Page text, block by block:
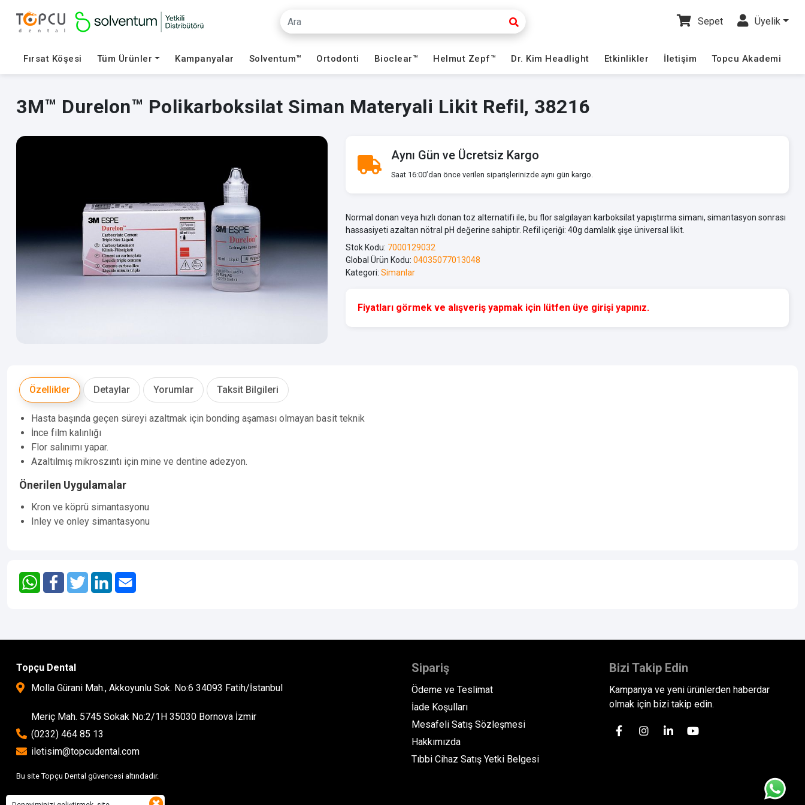
Sepet Üyelik
Fırsat Köşesi Tüm Ürünler Kampanyalar Solventum™ Ortodonti Bioclear™ Helmut Zepf™ Dr. Kim Headlight Etkinlikler İletişim Topcu Akademi
3M™ Durelon™ Polikarboksilat Siman Materyali Likit Refil, 38216
Aynı Gün ve Ücretsiz Kargo
Saat 16:00’dan önce verilen siparişlerinizde aynı gün kargo.
Normal donan veya hızlı donan toz alternatifi ile, bu flor salgılayan karboksilat yapıştırma simanı, simantasyon sonrası
hassasiyeti azaltan nötral pH değerine sahiptir. Refil içeriği: 40g damlalık şişe üniversal likit.
Stok Kodu: 7000129032
Global Ürün Kodu: 04035077013048
Kategori: Simanlar
Fiyatları görmek ve alışveriş yapmak için lütfen üye girişi yapınız.
Özellikler Detaylar Yorumlar Taksit Bilgileri
Hasta başında geçen süreyi azaltmak için bonding aşaması olmayan basit teknik
İnce film kalınlığı
Flor salınımı yapar.
Azaltılmış mikroszıntı için mine ve dentine adezyon.
Önerilen Uygulamalar
Kron ve köprü simantasyonu
Inley ve onley simantasyonu
Topçu Dental
Molla Gürani Mah., Akkoyunlu Sok. No:6 34093 Fatih/İstanbul
Meriç Mah. 5745 Sokak No:2/1H 35030 Bornova İzmir
(0232) 464 85 13
iletisim@topcudental.com
Bu site Topçu Dental güvencesi altındadır.
Sipariş
Ödeme ve Teslimat
İade Koşulları
Mesafeli Satış Sözleşmesi
Hakkımızda
Tıbbi Cihaz Satış Yetki Belgesi
Bizi Takip Edin
Kampanya ve yeni ürünlerden haberdar
olmak için bizi takip edin.